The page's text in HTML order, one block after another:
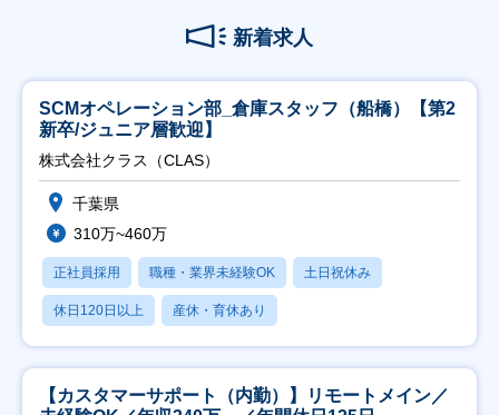
新着求人
SCMオペレーション部_倉庫スタッフ（船橋）【第2
新卒/ジュニア層歓迎】
株式会社クラス（CLAS）
千葉県
310万~460万
正社員採用 職種・業界未経験OK 土日祝休み
休日120日以上 産休・育休あり
【カスタマーサポート（内勤）】リモートメイン／